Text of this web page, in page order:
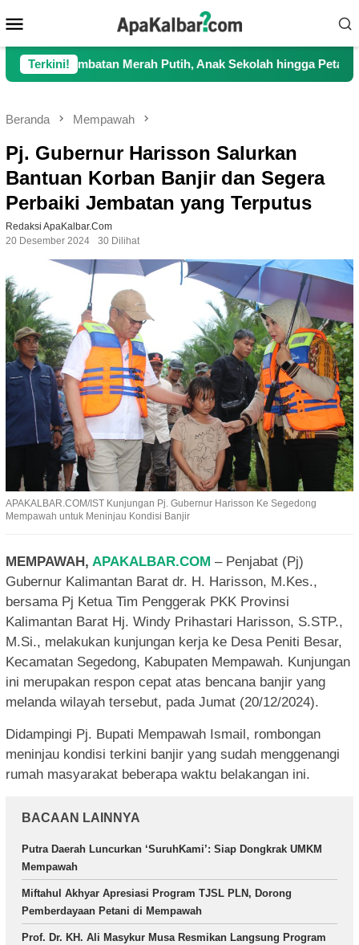
ke
kontenMobile
Terkini!
Merah Putih, Anak Sekolah hingga Petani Kini Kembali
Beranda Mempawah
Pj. Gubernur Harisson Salurkan
Bantuan Korban Banjir dan Segera
Perbaiki Jembatan yang Terputus
Redaksi ApaKalbar.com
20 Desember 2024
30 Dilihat
APAKALBAR.COM/IST Kunjungan Pj. Gubernur Harisson Ke Segedong
Mempawah untuk Meninjau Kondisi Banjir
MEMPAWAH, APAKALBAR.COM – Penjabat (Pj)
Gubernur Kalimantan Barat dr. H. Harisson, M.Kes.,
bersama Pj Ketua Tim Penggerak PKK Provinsi
Kalimantan Barat Hj. Windy Prihastari Harisson, S.STP.,
M.Si., melakukan kunjungan kerja ke Desa Peniti Besar,
Kecamatan Segedong, Kabupaten Mempawah. Kunjungan
ini merupakan respon cepat atas bencana banjir yang
melanda wilayah tersebut, pada Jumat (20/12/2024).
Didampingi Pj. Bupati Mempawah Ismail, rombongan
meninjau kondisi terkini banjir yang sudah menggenangi
rumah masyarakat beberapa waktu belakangan ini.
BACAAN LAINNYA
Putra Daerah Luncurkan ‘SuruhKami’: Siap Dongkrak UMKM
Mempawah
Miftahul Akhyar Apresiasi Program TJSL PLN, Dorong
Pemberdayaan Petani di Mempawah
Prof. Dr. KH. Ali Masykur Musa Resmikan Langsung Program